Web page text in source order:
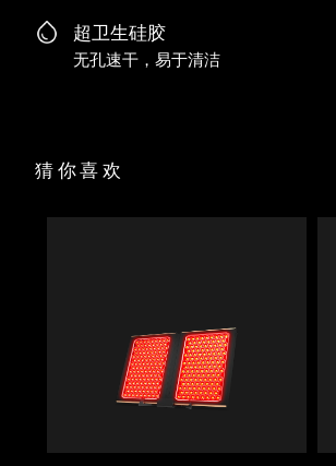
超卫生硅胶
无孔速干，易于清洁
猜你喜欢